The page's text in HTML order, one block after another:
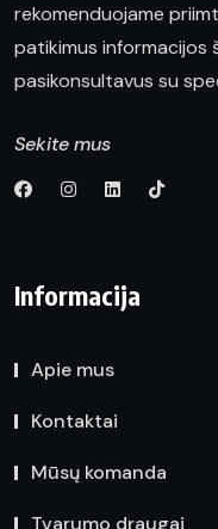
rekomenduojame
patikimus informacijos
pasikonsultavus su
Sekite mus
Informacija
Apie mus
Kontaktai
Mūsų komanda
Tvarumo draugai